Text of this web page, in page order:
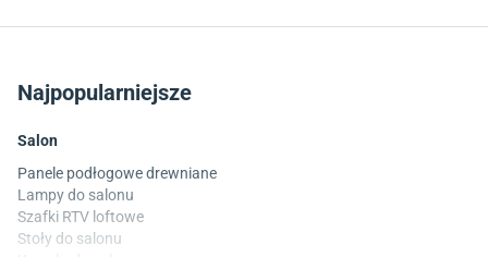
Najpopularniejsze
Salon
Panele podłogowe drewniane
Lampy do salonu
Szafki RTV loftowe
Stoły do salonu